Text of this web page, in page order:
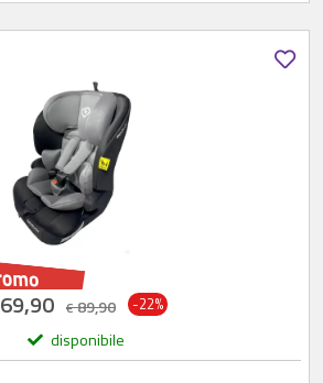
69,90 €89,90 -22%
disponibile